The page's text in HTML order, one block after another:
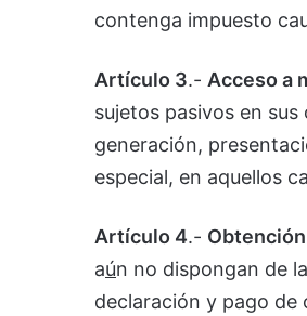
contenga impuesto
Artículo 3.- Acceso a
sujetos pasivos en
generación,
especial, en aquellos
Artículo 4.-
aún no dispongan de
declaración y pago